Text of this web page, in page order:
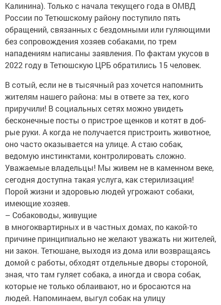
Калинина). Только с начала текущего года в ОМВД
России по Тетюшскому району поступило пять
обращений, связанных с бездомными или гуляющими
без сопровождения хозяев собаками, по трем
нападениям написаны заявления. По фактам укусов в
2022 году в Тетюшскую ЦРБ обратились 15 человек.
В сотый, если не в тысячный раз хочется напомнить
жителям нашего района: мы в ответе за тех, кого
приручили! В социальных сетях можно увидеть
бесконечные посты о пристрое щенков и котят в доб­
рые руки. А когда не получается пристроить животное,
оно часто оказывается на улице. А стаю собак,
ведомую инстинк­тами, ­контролировать сложно.
Уважаемые владельцы! Мы живем не в каменном веке,
­сегодня доступна такая услуга, как стерилизация!
Порой жизни и здоровью людей угрожают собаки,
имеющие хозяев.
– Собаководы, живущие
в многоквартирных и в частных домах, по какой-то
причине принципиально не желают уважать ни жителей,
ни закон. Тетюшане, выходя из дома или возвращаясь
домой с работы, обходят отдельные дворы стороной,
зная, что там гуляет собака, а иногда и свора собак,
которые не только ­облаивают, но и бросаются на
людей. Напоминаем, выгул собак на улицу